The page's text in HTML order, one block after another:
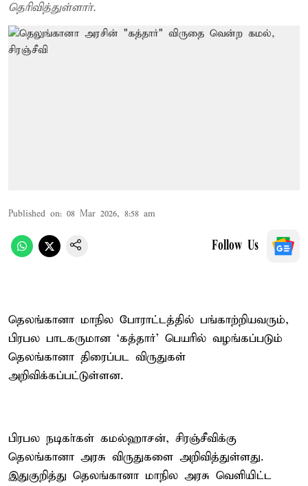
தெரிவித்துள்ளாா்.
Published on: 08 Mar 2026, 8:58 am
Follow Us
தெலங்கானா மாநில போராட்டத்தில் பங்காற்றியவரும்,
பிரபல பாடகருமான ‘கத்தார்’ பெயரில் வழங்கப்படும்
தெலங்கானா திரைப்பட விருதுகள்
அறிவிக்கப்பட்டுள்ளன.
பிரபல நடிகா்கள் கமல்ஹாசன், சிரஞ்சீவிக்கு
தெலங்கானா அரசு விருதுகளை அறிவித்துள்ளது.
இதுகுறித்து தெலங்கானா மாநில அரசு வெளியிட்ட